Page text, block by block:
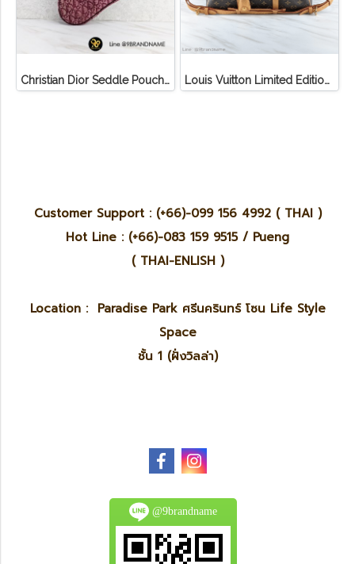
Christian Dior Seddle Pouch Accessory Hand Bag Louis Vuitton Limited Edition Monogram Canvas Sofia Coppola SC Bag
Customer Support : (+66)-099 156 4992 ( THAI )
Hot Line : (+66)-083 159 9515 / Pueng
( THAI-ENLISH )
Location : Paradise Park ศรีนครินทร์ โซน Life Style
Space
ชั้น 1 (ฝั่งวิลล่า)
@9brandname